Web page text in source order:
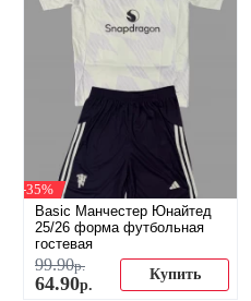
-35%
Basic Манчестер Юнайтед
25/26 форма футбольная
гостевая
99.90р.
64.90р.
Купить